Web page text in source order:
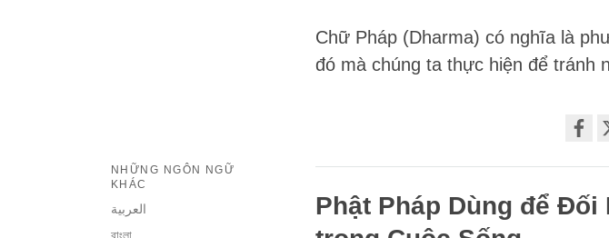
Chữ Pháp (Dharma) có nghĩa là
đó mà chúng ta thực hiện để tránh
NHỮNG NGÔN NGỮ
KHÁC
العربية
Phật Pháp Dùng để